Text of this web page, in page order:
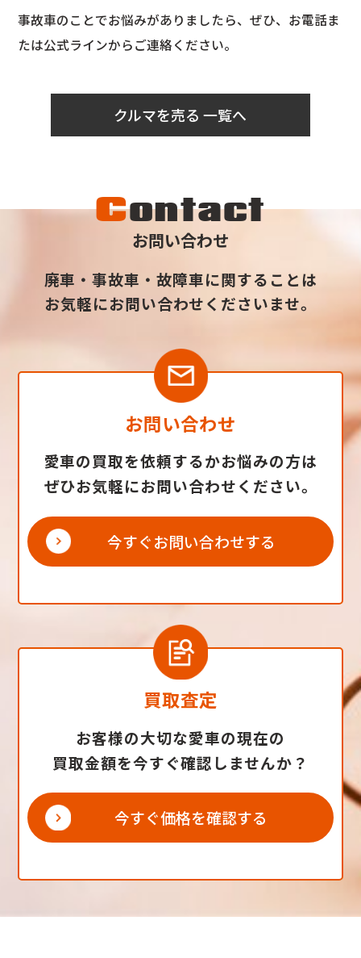
事故車のことでお悩みがありましたら、ぜひ、お電話ま
たは公式ラインからご連絡ください。
クルマを売る 一覧へ
Contact
お問い合わせ
廃車・事故車・故障車に関することは
お気軽にお問い合わせくださいませ。
お問い合わせ
愛車の買取を依頼するかお悩みの方は
ぜひお気軽にお問い合わせください。
今すぐお問い合わせする
買取査定
お客様の大切な愛車の現在の
買取金額を今すぐ確認しませんか？
今すぐ価格を確認する